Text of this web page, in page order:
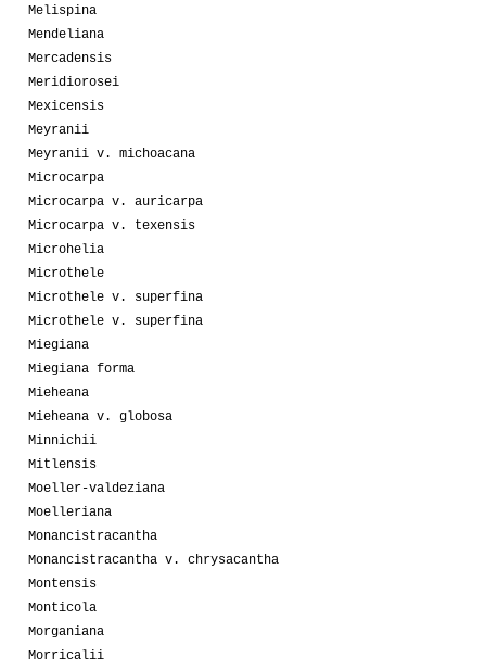
Melispina
Mendeliana
Mercadensis
Meridiorosei
Mexicensis
Meyranii
Meyranii v. michoacana
Microcarpa
Microcarpa v. auricarpa
Microcarpa v. texensis
Microhelia
Microthele
Microthele v. superfina
Microthele v. superfina
Miegiana
Miegiana forma
Mieheana
Mieheana v. globosa
Minnichii
Mitlensis
Moeller-valdeziana
Moelleriana
Monancistracantha
Monancistracantha v. chrysacantha
Montensis
Monticola
Morganiana
Morricalii